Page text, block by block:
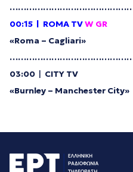
00:15 | ROMA TVW GR
«Roma – Cagliari»
03:00 | CITY TV
«Burnley – Manchester City»